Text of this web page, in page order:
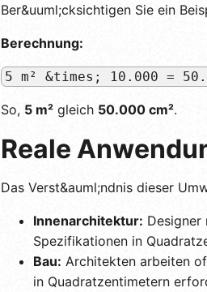
Ber&uuml;cksichtigen Sie ein
Berechnung:
5 m² &times; 10.000 =
So, 5 m² gleich 50.000 cm².
Reale
Das Verst&auml;ndnis dieser
Innenarchitektur: Designer
Spezifikationen in
Bau: Architekten arbeiten
in Quadratzentimetern